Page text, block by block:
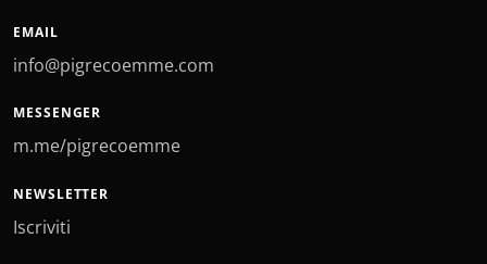
EMAIL
info@pigrecoemme.com
MESSENGER
m.me/pigrecoemme
NEWSLETTER
Iscriviti